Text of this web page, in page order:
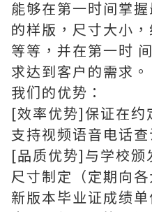
能够在第一时间掌
的样版，尺寸大小
等等，并在第一时
求达到客户的需求。
我们的优势：
[效率优势]保证在约
支持视频语音电话查
[品质优势]与学校颁
尺寸制定（定期向
新版本毕业证成绩